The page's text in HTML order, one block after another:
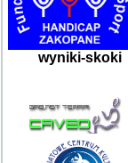
wyniki-skoki